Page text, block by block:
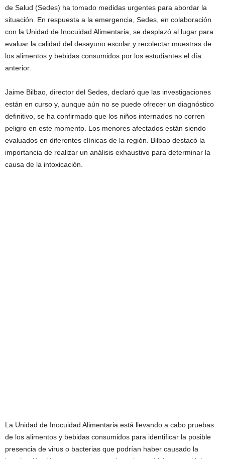
de Salud (Sedes) ha tomado medidas urgentes para abordar la
situación. En respuesta a la emergencia, Sedes, en colaboración
con la Unidad de Inocuidad Alimentaria, se desplazó al lugar para
evaluar la calidad del desayuno escolar y recolectar muestras de
los alimentos y bebidas consumidos por los estudiantes el día
anterior.
Jaime Bilbao, director del Sedes, declaró que las investigaciones
están en curso y, aunque aún no se puede ofrecer un diagnóstico
definitivo, se ha confirmado que los niños internados no corren
peligro en este momento. Los menores afectados están siendo
evaluados en diferentes clínicas de la región. Bilbao destacó la
importancia de realizar un análisis exhaustivo para determinar la
causa de la intoxicación.
La Unidad de Inocuidad Alimentaria está llevando a cabo pruebas
de los alimentos y bebidas consumidos para identificar la posible
presencia de virus o bacterias que podrían haber causado la